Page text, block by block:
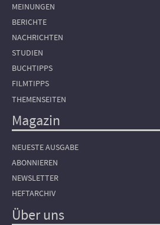
MEINUNGEN
BERICHTE
NACHRICHTEN
STUDIEN
BUCHTIPPS
FILMTIPPS
THEMENSEITEN
Magazin
NEUESTE AUSGABE
ABONNIEREN
NEWSLETTER
HEFTARCHIV
Über uns